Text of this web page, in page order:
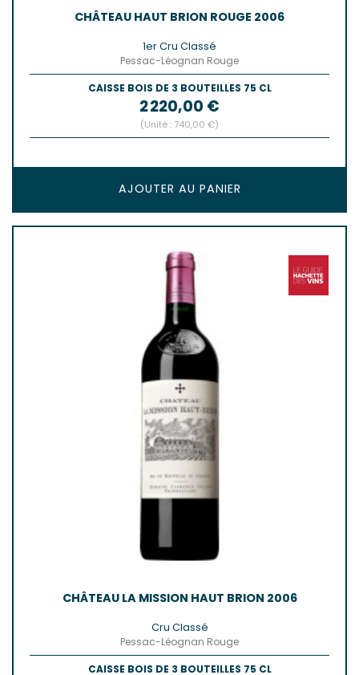
CHÂTEAU HAUT BRION ROUGE 2006
1er Cru Classé
Pessac-Léognan Rouge
CAISSE BOIS DE 3 BOUTEILLES 75 CL
Prix
2 220,00 €
(Unité : 740,00 €)
AJOUTER AU PANIER
CHÂTEAU LA MISSION HAUT BRION 2006
Cru Classé
Pessac-Léognan Rouge
CAISSE BOIS DE 3 BOUTEILLES 75 CL